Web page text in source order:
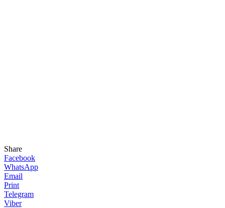
Share
Facebook
WhatsApp
Email
Print
Telegram
Viber